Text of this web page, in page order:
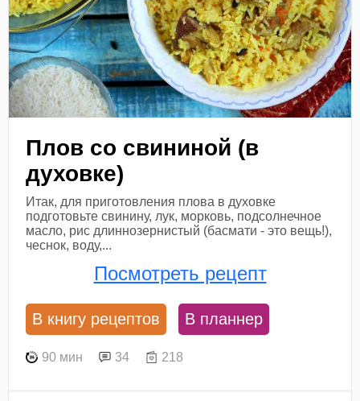
Плов со свининой (в
духовке)
Итак, для приготовления плова в духовке
подготовьте свинину, лук, морковь, подсолнечное
масло, рис длиннозернистый (басмати - это вещь!),
чеснок, воду,...
Посмотреть рецепт
В книгу рецептов В планнер
90 мин 34 218